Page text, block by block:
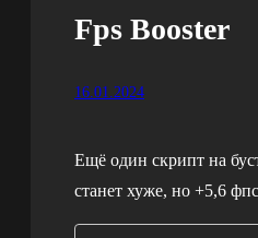
Fps Booster
16.01.2024
Ещё один скрипт на
станет хуже, но +5,6